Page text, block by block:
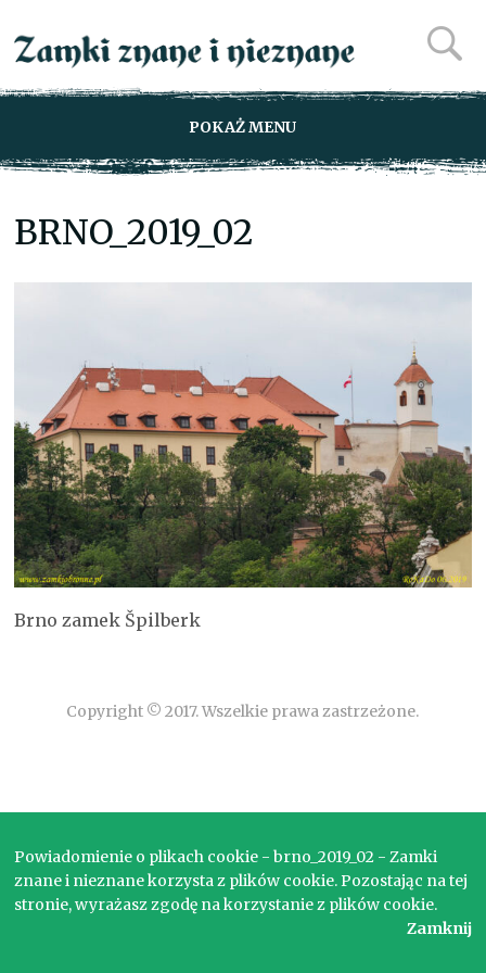
POKAŻ MENU
BRNO_2019_02
Brno zamek Špilberk
Copyright © 2017. Wszelkie prawa zastrzeżone.
Powiadomienie o plikach cookie - brno_2019_02 - Zamki
znane i nieznane korzysta z plików cookie. Pozostając na tej
stronie, wyrażasz zgodę na korzystanie z plików cookie.
Zamknij